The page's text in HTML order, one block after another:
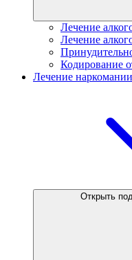
Лечение
Лечение
Кодирование
Лечение наркомании
Открыть